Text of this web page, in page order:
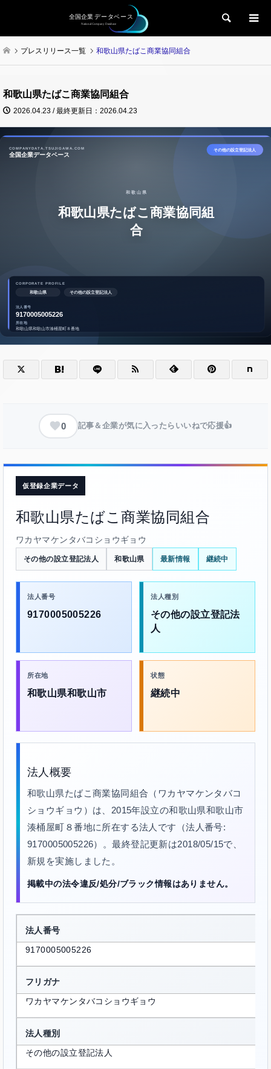
検索
プレスリリース一覧 和歌山県たばこ商業協同組合
和歌山県たばこ商業協同組合
2026.04.23 / 最終更新日：2026.04.23
0 記事＆企業が気に入ったらいいねで応援👍
仮登録企業データ
和歌山県たばこ商業協同組合
ワカヤマケンタバコショウギョウ
その他の設立登記法人 和歌山県 最新情報 継続中
法人番号
9170005005226
法人種別
その他の設立登記法
人
所在地
和歌山県和歌山市
状態
継続中
法人概要
和歌山県たばこ商業協同組合（ワカヤマケンタバコ
ショウギョウ）は、2015年設立の和歌山県和歌山市
湊桶屋町８番地に所在する法人です（法人番号:
9170005005226）。最終登記更新は2018/05/15で、
新規を実施しました。
掲載中の法令違反/処分/ブラック情報はありません。
法人番号
9170005005226
フリガナ
ワカヤマケンタバコショウギョウ
法人種別
その他の設立登記法人